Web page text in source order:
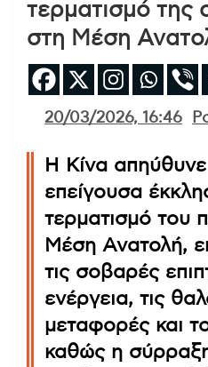
τερματισμό της
στη Μέση
20/03/2026, 16:46
Η Κίνα
επείγουσα
τερματισμό του
Μέση Ανατολή,
τις σοβαρές
ενέργεια, τις
μεταφορές και
καθώς η σύρραξη